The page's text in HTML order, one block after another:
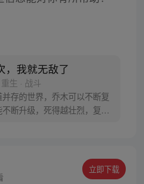
，我就无敌了
生 · 战斗
存的世界，乔木可以不断复
断升级，死得越壮烈，复活
传说……等等，没人告诉我，
的呀！
立即下载